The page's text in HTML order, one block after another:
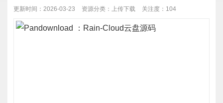
更新时间：2026-03-23 资源分类： 上传下载 关注度：104